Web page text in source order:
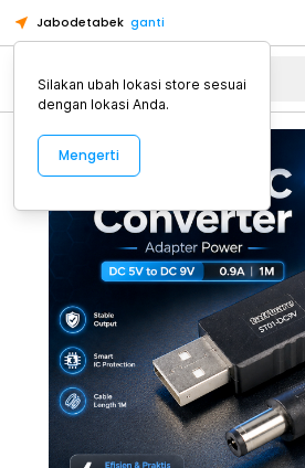
Jabodetabek ganti
Alat Kopi
Silakan ubah lokasi store sesuai
dengan lokasi Anda.
Mengerti